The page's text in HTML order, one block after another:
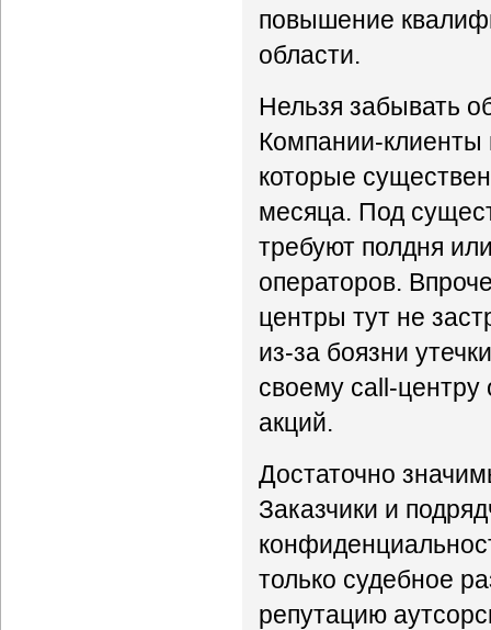
повышение
области.
Нельзя забывать
Компании-клиенты
которые
месяца. Под
требуют полдня
операторов.
центры тут не
из-за боязни
своему call-центру
акций.
Достаточно
Заказчики и
только судебное
репутацию